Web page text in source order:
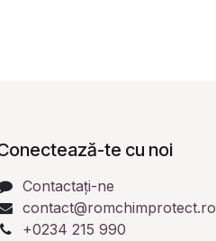
te cu noi
Contactați-ne
contact@romchimprotect.ro
+0234 215 990